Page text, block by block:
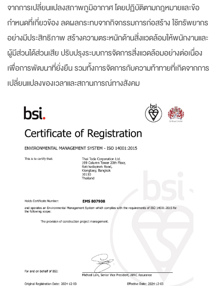
จากการเปลี่ยนแปลงสภาพภูมิอากาศ โดยปฏิบัติตามกฎหมายและข้อ
กำหนดที่เกี่ยวข้อง ลดผลกระทบจากกิจกรรมการก่อสร้าง ใช้ทรัพยากร
อย่างมีประสิทธิภาพ สร้างความตระหนักด้านสิ่งแวดล้อมให้พนักงานและ
ผู้มีส่วนได้ส่วนเสีย ปรับปรุงระบบการจัดการสิ่งแวดล้อมอย่างต่อเนื่อง
เพื่อการพัฒนาที่ยั่งยืน รวมทั้งการจัดการกับความท้าทายที่เกิดจากการ
เปลี่ยนแปลงของเวลาและสถานการณ์ทางสังคม